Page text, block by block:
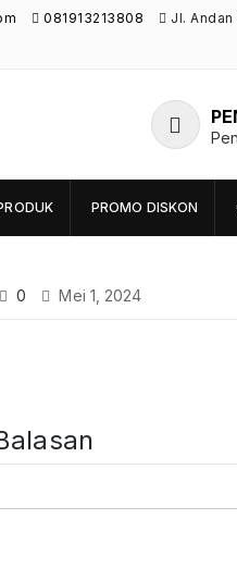
081913213808 Jl.
PROMO DISKON
0 Mei 1, 2024